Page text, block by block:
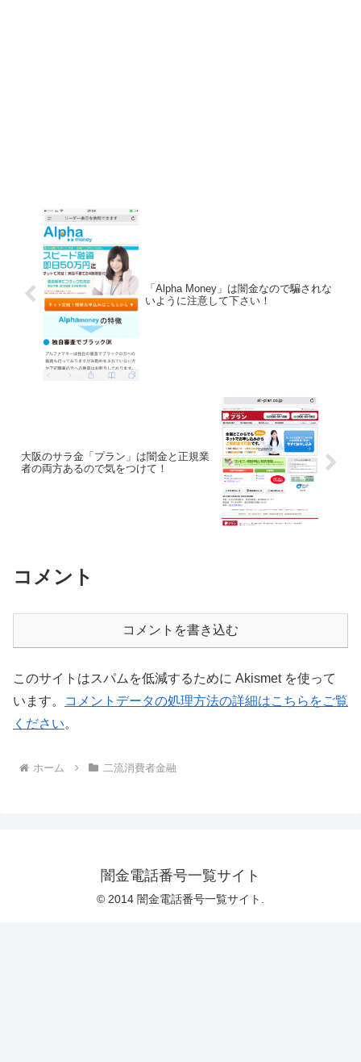
「Alpha Money」は闇金なので騙されな
いように注意して下さい！
大阪のサラ金「プラン」は闇金と正規業
者の両方あるので気をつけて！
コメント
コメントを書き込む
このサイトはスパムを低減するために Akismet を使って
います。
コメントデータの処理方法の詳細はこちらをご覧
ください。
ホーム 二流消費者金融
闇金電話番号一覧サイト
© 2014 闇金電話番号一覧サイト.